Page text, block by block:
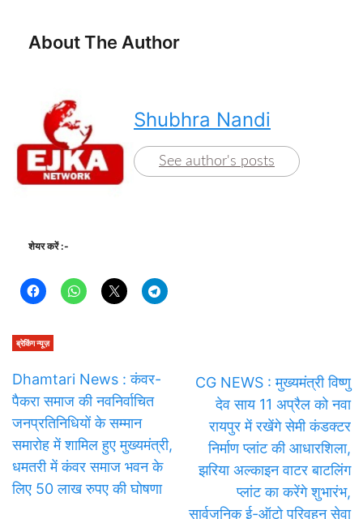
About The Author
Shubhra Nandi
See author's posts
शेयर करें :-
ब्रेकिंग न्यूज़
Dhamtari News : कंवर-
पैकरा समाज की नवनिर्वाचित
जनप्रतिनिधियों के सम्मान
समारोह में शामिल हुए मुख्यमंत्री,
धमतरी में कंवर समाज भवन के
लिए 50 लाख रुपए की घोषणा
CG NEWS : मुख्यमंत्री विष्णु
देव साय 11 अप्रैल को नवा
रायपुर में रखेंगे सेमी कंडक्टर
निर्माण प्लांट की आधारशिला,
झरिया अल्काइन वाटर बाटलिंग
प्लांट का करेंगे शुभारंभ,
सार्वजनिक ई-ऑटो परिवहन सेवा